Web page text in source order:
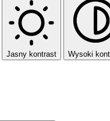
Jasny kontrast Wysoki